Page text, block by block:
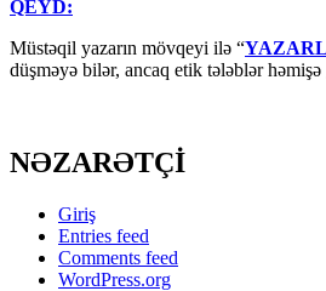
QEYD:
Müstəqil yazarın mövqeyi ilə “
düşməyə bilər, ancaq etik tələblər
NƏZARƏTÇİ
Giriş
Entries feed
Comments feed
WordPress.org